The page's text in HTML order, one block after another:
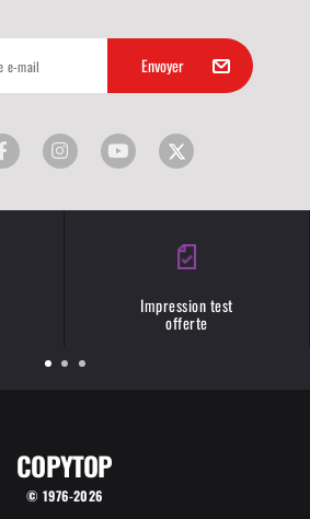
Impression test
offerte
COPYTOP
© 1976-2026